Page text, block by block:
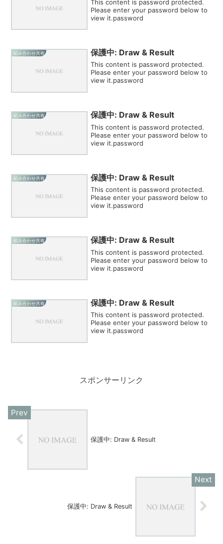
This content is password protected.
Please enter your password below to
view it.password
組み合わせ共有 保護中: Draw & Result
This content is password protected.
Please enter your password below to
view it.password
組み合わせ共有 保護中: Draw & Result
This content is password protected.
Please enter your password below to
view it.password
組み合わせ共有 保護中: Draw & Result
This content is password protected.
Please enter your password below to
view it.password
組み合わせ共有 保護中: Draw & Result
This content is password protected.
Please enter your password below to
view it.password
組み合わせ共有 保護中: Draw & Result
This content is password protected.
Please enter your password below to
view it.password
スポンサーリンク
保護中: Draw & Result
保護中: Draw & Result